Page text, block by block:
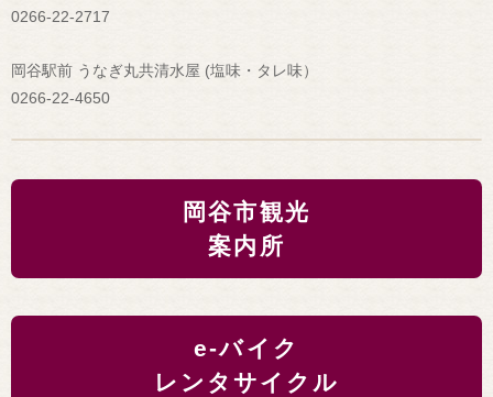
0266-22-2717
岡谷駅前 うなぎ丸共清水屋 (塩味・タレ味）
0266-22-4650
岡谷市観光
案内所
e-バイク
レンタサイクル